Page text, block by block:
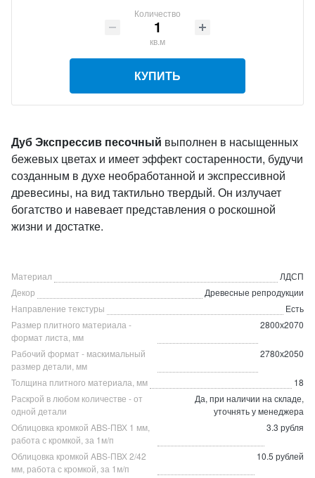
Количество
кв.м
КУПИТЬ
Дуб Экспрессив песочный выполнен в насыщенных
бежевых цветах и имеет эффект состаренности, будучи
созданным в духе необработанной и экспрессивной
древесины, на вид тактильно твердый. Он излучает
богатство и навевает представления о роскошной
жизни и достатке.
Материал
ЛДСП
Декор
Древесные репродукции
Направление текстуры
Есть
Размер плитного материала -
формат листа, мм
2800х2070
Рабочий формат - маскимальный
размер детали, мм
2780х2050
Толщина плитного материала, мм
18
Раскрой в любом количестве - от
одной детали
Да, при наличии на складе,
уточнять у менеджера
Облицовка кромкой ABS-ПВХ 1 мм,
работа с кромкой, за 1м/п
3.3 рубля
Облицовка кромкой ABS-ПВХ 2/42
мм, работа с кромкой, за 1м/п
10.5 рублей